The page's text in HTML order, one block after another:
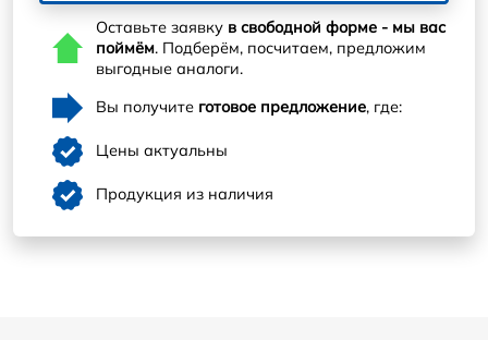
Оставьте заявку в свободной форме - мы вас
поймём. Подберём, посчитаем, предложим
выгодные аналоги.
Вы получите готовое предложение, где:
Цены актуальны
Продукция из наличия